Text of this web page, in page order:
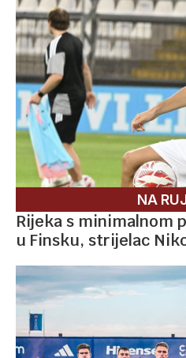
NA
Rijeka s minimalnom
u Finsku, strijelac